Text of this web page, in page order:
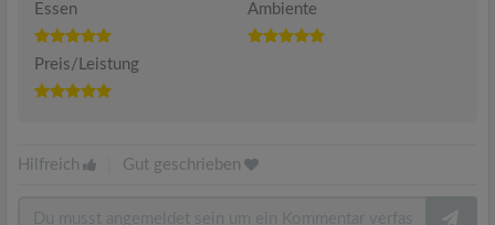
Essen Ambiente
Preis/Leistung
Hilfreich Gut geschrieben